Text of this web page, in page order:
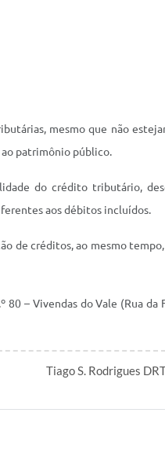
mesmo que não
patrimônio público.
do crédito tributário,
aos débitos incluídos.
de créditos, ao mesmo
– Vivendas do Vale (Rua da
Tiago S. Rodrigues